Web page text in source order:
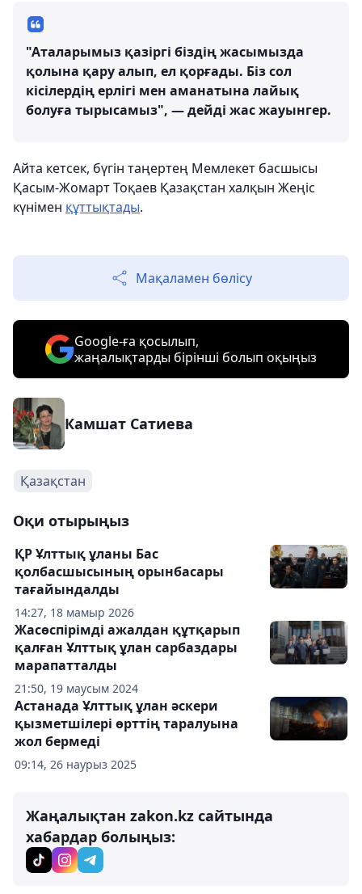
"Аталарымыз қазіргі біздің жасымызда
қолына қару алып, ел қорғады. Біз сол
кісілердің ерлігі мен аманатына лайық
болуға тырысамыз", — дейді жас жауынгер.
Айта кетсек, бүгін таңертең Мемлекет басшысы
Қасым-Жомарт Тоқаев Қазақстан халқын Жеңіс
күнімен құттықтады.
Мақаламен бөлісу
Google-ға қосылып,
жаңалықтарды бірінші болып оқыңыз
Камшат Сатиева
Қазақстан
Оқи отырыңыз
14:27, 18 мамыр 2026
ҚР Ұлттық ұланы Бас
қолбасшысының орынбасары
тағайындалды
21:50, 19 маусым 2024
Жасөспірімді ажалдан құтқарып
қалған Ұлттық ұлан сарбаздары
марапатталды
09:14, 26 наурыз 2025
Астанада Ұлттық ұлан әскери
қызметшілері өрттің таралуына
жол бермеді
Жаңалықтан zakon.kz сайтында
хабардар болыңыз: